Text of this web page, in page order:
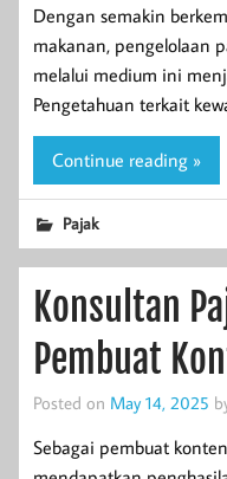
Dengan semakin
makanan, pengelolaan
melalui medium ini
Pengetahuan terkait
Continue reading »
Pajak
Konsultan
Pembuat
Posted on May 14, 2025
Sebagai pembuat